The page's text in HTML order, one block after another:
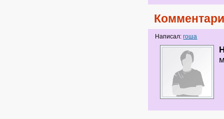
Написал:гоша